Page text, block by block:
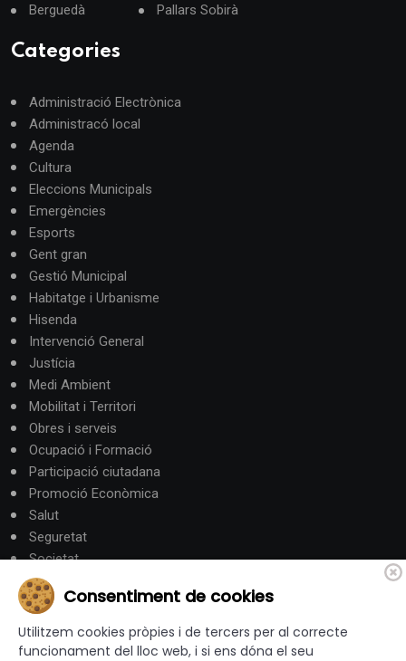
Berguedà
Pallars Sobirà
Categories
Administració Electrònica
Administracó local
Agenda
Cultura
Eleccions Municipals
Emergències
Esports
Gent gran
Gestió Municipal
Habitatge i Urbanisme
Hisenda
Intervenció General
Justícia
Medi Ambient
Mobilitat i Territori
Obres i serveis
Ocupació i Formació
Participació ciutadana
Promoció Econòmica
Salut
Seguretat
Societat
Turisme
Altres Canals
Consentiment de cookies
Utilitzem cookies pròpies i de tercers per al correcte
funcionament del lloc web, i si ens dóna el seu